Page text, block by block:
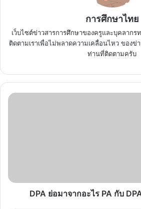
การศึกษาไทย
เว็บไซต์ข่าวสารการศึกษาของครูและบุคลากร
ติดตามเราเพื่อไม่พลาดความเคลื่อนไหว ของ
ท่านที่ติดตามครับ
DPA
ต่าง
DPA ย่อมาจากอะไร PA กับ